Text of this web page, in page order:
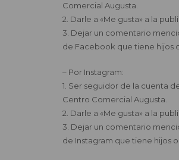
Comercial Augusta.
2. Darle a «Me gusta» a la
3. Dejar un comentario
de Facebook que tiene hijos
– Por Instagram:
1. Ser seguidor de la cuenta
Centro Comercial Augusta.
2. Darle a «Me gusta» a la
3. Dejar un comentario
de Instagram que tiene hijos